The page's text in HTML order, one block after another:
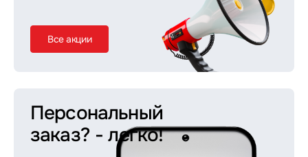
Все акции
Персональный
заказ? - легко!